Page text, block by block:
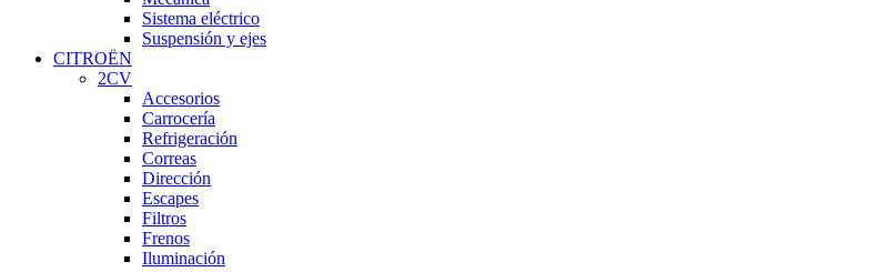
Sistema eléctrico
Suspensión y ejes
CITROËN
2CV
Accesorios
Carrocería
Refrigeración
Correas
Dirección
Escapes
Filtros
Frenos
Iluminación